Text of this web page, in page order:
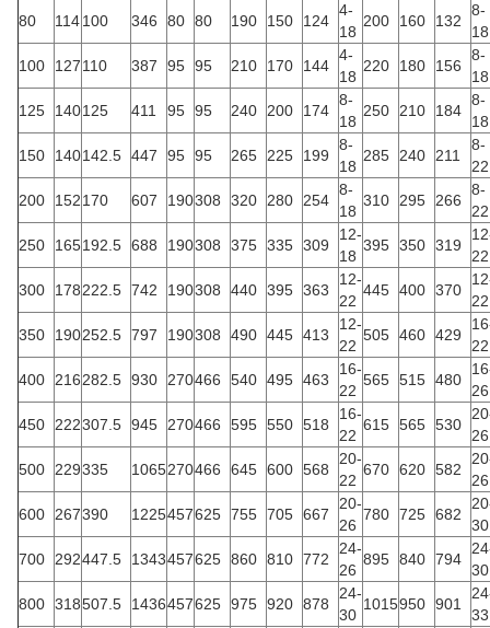
80
114100 346 80 80 190 150 124
4-
18
200 160 132
8-
18
100
127110 387 95 95 210 170 144
4-
18
220 180 156
8-
18
125
140125 411 95 95 240 200 174
8-
18
250 210 184
8-
18
150
140142.5 447 95 95 265 225 199
8-
18
285 240 211
8-
22
200
152170 607 190308 320 280 254
8-
18
310 295 266
8-
22
250
165192.5 688 190308 375 335 309
12-
18
395 350 319
22
300
178222.5 742 190308 440 395 363
12-
22
445 400 370
22
350
190252.5 797 190308 490 445 413
12-
22
505 460 429
22
400
216282.5 930 270466 540 495 463
16-
22
565 515 480
26
450
222307.5 945 270466 595 550 518
16-
22
615 565 530
26
500
229335 1065270466 645 600 568
20-
22
670 620 582
26
600
267390 1225457625 755 705 667
20-
26
780 725 682
30
700
292447.5 1343457625 860 810 772
24-
26
895 840 794
30
800 318507.5 1436457625 975 920 878
24-
30
1015950 901
33